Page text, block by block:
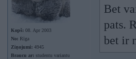
Kopš: 08. Apr 2003
No: Rīga
Ziņojumi: 4945
Braucu ar: studentu variantu
Bet
pats.
bet ir